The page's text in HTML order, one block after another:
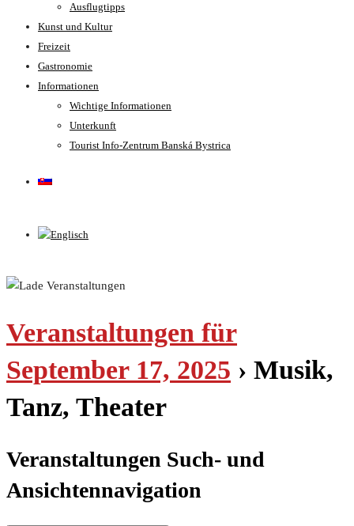
Ausflugtipps
Kunst und Kultur
Freizeit
Gastronomie
Informationen
Wichtige Informationen
Unterkunft
Tourist Info-Zentrum Banská Bystrica
Veranstaltungen für
September 17, 2025 › Musik,
Tanz, Theater
Veranstaltungen Such- und
Ansichtennavigation